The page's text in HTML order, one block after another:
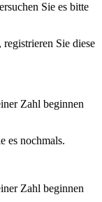
Sie es bitte
Sie diese
Zahl beginnen
es nochmals.
Zahl beginnen